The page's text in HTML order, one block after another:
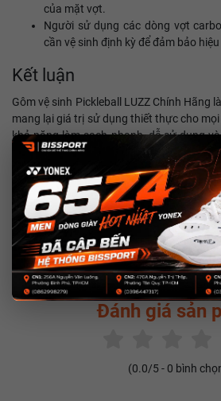
của mặt vợt.
Người sử dụng các dòng vợt
cần vệ sinh định kỳ để đảm bảo
Kết luận
Gôm vệ sinh Pickleball LUZZ Chính Hãng
mang lại giá trị sử dụng thiết thực cho
khả năng làm sạch nhanh, dễ sử dụng
sản phẩm giúp duy trì hiệu suất thi đấu,
cảm giác đánh ổn định trong suốt quá
Sạch mặt vợt – Duy trì độ bám – Sẵn
Gôm Vệ Sinh Pickleball LUZZ Chính Hãng.
Đánh giá sản
(0.0/5 - 0 bình